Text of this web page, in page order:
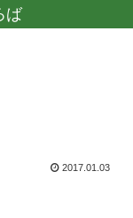
ば
2017.01.03